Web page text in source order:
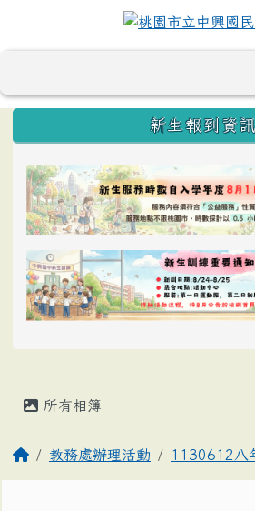
:::
新生報到資訊
所有相簿
教務處辦理活動 1130612八